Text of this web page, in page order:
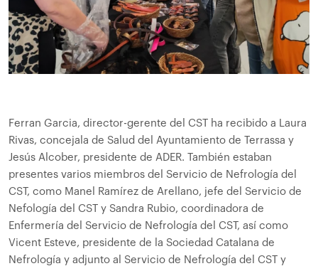
Ferran Garcia, director-gerente del CST ha recibido a Laura
Rivas, concejala de Salud del Ayuntamiento de Terrassa y
Jesús Alcober, presidente de ADER. También estaban
presentes varios miembros del Servicio de Nefrología del
CST, como Manel Ramírez de Arellano, jefe del Servicio de
Nefología del CST y Sandra Rubio, coordinadora de
Enfermería del Servicio de Nefrología del CST, así como
Vicent Esteve, presidente de la Sociedad Catalana de
Nefrología y adjunto al Servicio de Nefrología del CST y